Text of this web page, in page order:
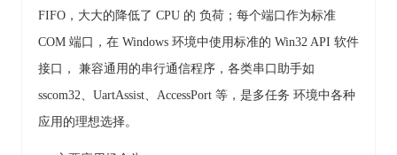
FIFO，大大的降低了 CPU 的 负荷；每个端口作为标准
COM 端口，在 Windows 环境中使用标准的 Win32 API 软件
接口， 兼容通用的串行通信程序，各类串口助手如
sscom32、UartAssist、AccessPort 等，是多任务 环境中各种
应用的理想选择。